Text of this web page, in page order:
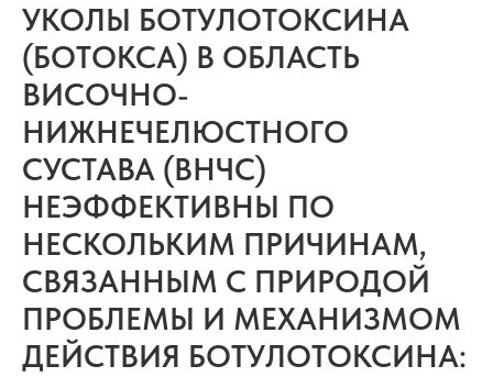
УКОЛЫ БОТУЛОТОКСИНА
(БОТОКСА) В ОБЛАСТЬ
ВИСОЧНО-
НИЖНЕЧЕЛЮСТНОГО
СУСТАВА (ВНЧС)
НЕЭФФЕКТИВНЫ ПО
НЕСКОЛЬКИМ ПРИЧИНАМ,
СВЯЗАННЫМ С ПРИРОДОЙ
ПРОБЛЕМЫ И МЕХАНИЗМОМ
ДЕЙСТВИЯ БОТУЛОТОКСИНА: